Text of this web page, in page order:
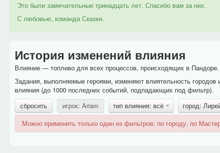
Это были замечательные тринадцать лет. Спасибо вам за них.
С любовью, команда Сказки.
История изменений влияния
Влияние — топливо для всех процессов, происходящих в
Задания, выполняемые героями, изменяют влиятельность
влияния (до 1000 последних событий, подпадающих под фильтр).
сбросить
игрок: Ariam тип влияния: всё
город:
Можно применить только один из фильтров: по городу, по